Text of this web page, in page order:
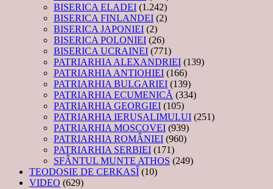
BISERICA ELADEI (1.242)
BISERICA FINLANDEI (2)
BISERICA JAPONIEI (2)
BISERICA POLONIEI (26)
BISERICA UCRAINEI (771)
PATRIARHIA ALEXANDRIEI (139)
PATRIARHIA ANTIOHIEI (166)
PATRIARHIA BULGARIEI (139)
PATRIARHIA ECUMENICĂ (334)
PATRIARHIA GEORGIEI (105)
PATRIARHIA IERUSALIMULUI (251)
PATRIARHIA MOSCOVEI (939)
PATRIARHIA ROMÂNIEI (960)
PATRIARHIA SERBIEI (171)
SFÂNTUL MUNTE ATHOS (249)
TEODOSIE DE CERKASÎ (10)
VIDEO (629)